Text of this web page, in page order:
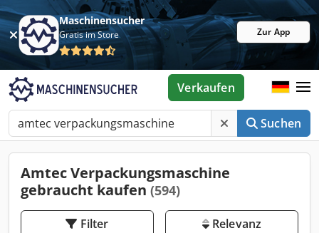
Maschinensucher
Gratis im Store Zur App
Suchen
Verkaufen
Amtec Verpackungsmaschine
gebraucht kaufen (594)
Filter Relevanz